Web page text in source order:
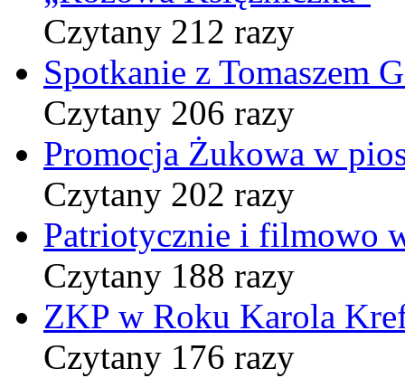
Czytany 212 razy
Spotkanie z Tomaszem
Czytany 206 razy
Promocja Żukowa w
Czytany 202 razy
Patriotycznie i filmowo
Czytany 188 razy
ZKP w Roku Karola
Czytany 176 razy